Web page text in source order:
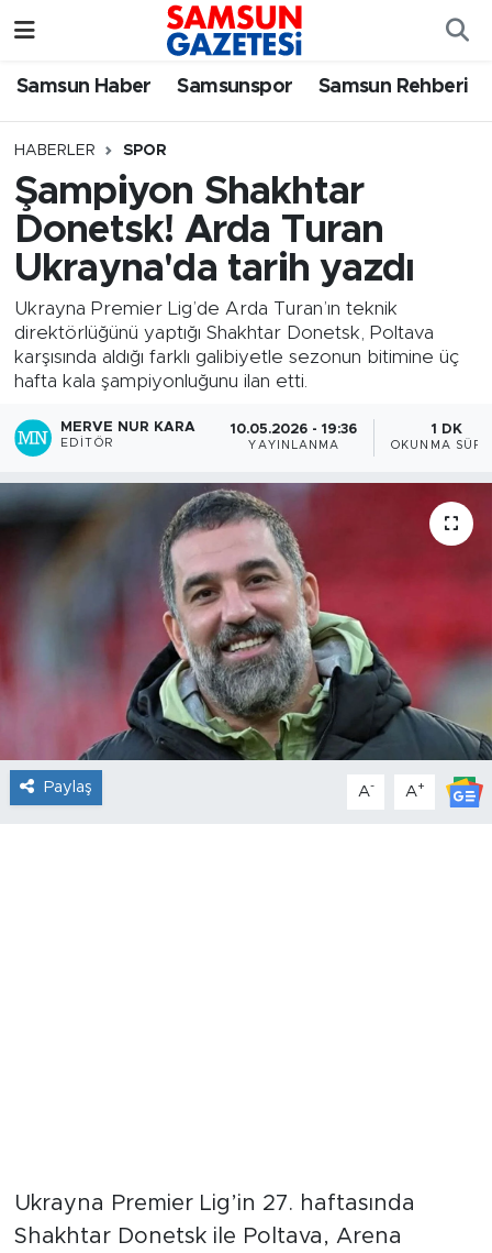
Samsun Haber Samsunspor Samsun Rehberi
HABERLER SPOR
Şampiyon Shakhtar
Donetsk! Arda Turan
Ukrayna'da tarih yazdı
Ukrayna Premier Lig’de Arda Turan’ın teknik
direktörlüğünü yaptığı Shakhtar Donetsk, Poltava
karşısında aldığı farklı galibiyetle sezonun bitimine üç
hafta kala şampiyonluğunu ilan etti.
MERVE NUR KARA
EDITÖR
10.05.2026 - 19:36
YAYINLANMA
1 DK
OKUNMA
Paylaş A- A+
Ukrayna Premier Lig’in 27. haftasında
Shakhtar Donetsk ile Poltava, Arena
Samsun Haber
Samsun Rehberi
Resmi İlanlar
Samsun Nöbetçi Eczaneler
SAMSUN Namaz Vakitleri
Samsun Trafik Yoğunluk Haritası
Süper Lig Puan Durumu ve Fikstür
Tüm Manşetler
Son Dakika Haberleri